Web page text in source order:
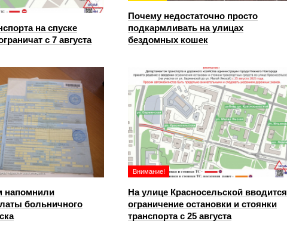
Почему недостаточно просто
подкармливать на улицах
бездомных кошек
на спуске
с 7 августа
напомнили
больничного
Внимание!
На улице Красносельской вводится
ограничение остановки и стоянки
транспорта с 25 августа